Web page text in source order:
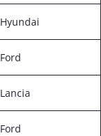
Hyundai
Ford
Lancia
Ford